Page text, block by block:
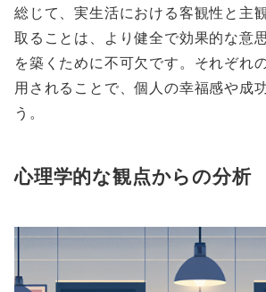
総じて、実生活における客観性と主
取ることは、より健全で効果的な意
を築くために不可欠です。それぞれ
用されることで、個人の幸福感や成
う。
心理学的な観点からの分析